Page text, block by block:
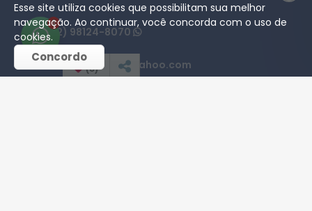
(12) 98124-8070
andrearaujoci@yahoo.com
1
(0)
Esse site utiliza cookies que possibilitam sua melhor
navegação. Ao continuar, você concorda com o uso de
cookies.
Concordo